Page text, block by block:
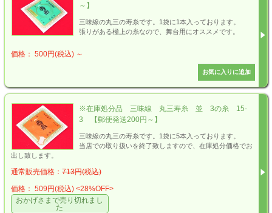
～】
三味線の丸三の寿糸です。1袋に1本入っております。
張りがある極上の糸なので、舞台用にオススメです。
価格： 500円(税込) ～
※在庫処分品 三味線 丸三寿糸 並 3の糸 15-
3 【郵便発送200円～】
三味線の丸三の寿糸です。1袋に5本入っております。
当店での取り扱いを終了致しますので、在庫処分価格でお
出し致します。
通常販売価格： 713円(税込)
価格： 509円(税込) <28%OFF>
おかげさまで売り切れまし
た